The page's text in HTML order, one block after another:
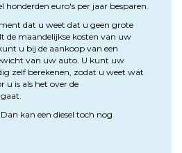
honderden euro's per jaar besparen.
dat u weet dat u geen grote
de maandelijkse kosten van uw
u bij de aankoop van een
van uw auto. U kunt uw
zelf berekenen, zodat u weet wat
u is als het over de
kan een diesel toch nog